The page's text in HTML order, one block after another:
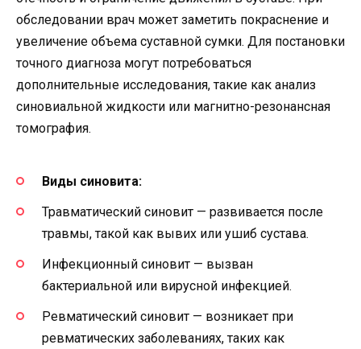
обследовании врач может заметить покраснение и
увеличение объема суставной сумки. Для постановки
точного диагноза могут потребоваться
дополнительные исследования, такие как анализ
синовиальной жидкости или магнитно-резонансная
томография.
Виды синовита:
Травматический синовит — развивается после
травмы, такой как вывих или ушиб сустава.
Инфекционный синовит — вызван
бактериальной или вирусной инфекцией.
Ревматический синовит — возникает при
ревматических заболеваниях, таких как